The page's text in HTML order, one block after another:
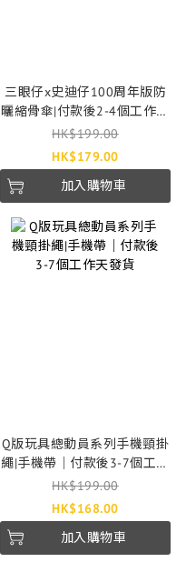
三眼仔x史迪仔100周年版防
曬縮骨傘|付款後2-4個工作天
發貨
HK$199.00
HK$179.00
加入購物車
Q版玩具總動員系列手機頸掛
繩|手機帶｜付款後3-7個工作
天發貨
HK$199.00
HK$168.00
加入購物車